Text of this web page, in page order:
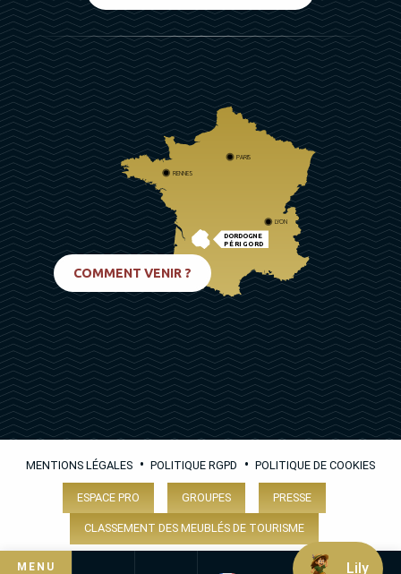
MENU
DORDOGNE
PÉRIGORD
PARIS
RENNES
LYON
COMMENT VENIR ?
MENTIONS LÉGALES • POLITIQUE RGPD • POLITIQUE DE COOKIES
ESPACE PRO GROUPES PRESSE
CLASSEMENT DES MEUBLÉS DE TOURISME
Lily